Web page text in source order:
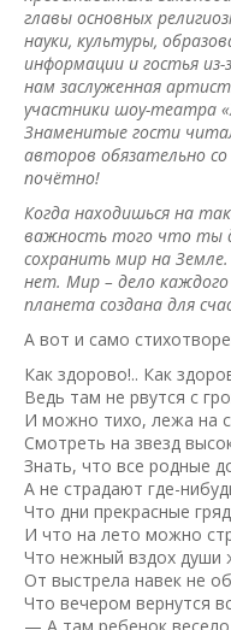
главы основных
науки, культуры,
информации и гостья
нам заслуженная
участники шоу-театра
Знаменитые гости
авторов обязательно
почётно!
Когда находишься на
важность того что ты
сохранить мир на
нет. Мир – дело каждого
планета создана для
А вот и само
Как здорово!.. Как
Ведь там не рвутся с
И можно тихо, лежа на
Смотреть на звезд
Знать, что все родные
А не страдают где-
Что дни прекрасные
И что на лето можно
Что нежный вздох души
От выстрела навек не
Что вечером вернутся